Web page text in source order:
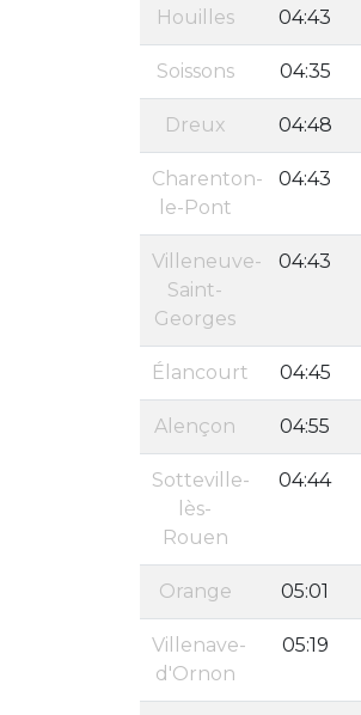
Houilles 04:43
Soissons 04:35
Dreux 04:48
Charenton-
le-Pont
04:43
Villeneuve-
Saint-
Georges
04:43
Élancourt 04:45
Alençon 04:55
Sotteville-
lès-
Rouen
04:44
Orange 05:01
Villenave-
d'Ornon
05:19